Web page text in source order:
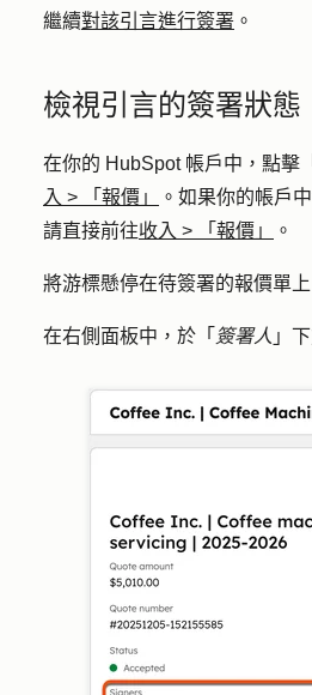
繼續對該引言進行簽署 。
檢視引言的簽署狀態
在你的 HubSpot 帳戶中，點擊
入 > 「報價」 。如果你的帳戶
請直接前往收入 > 「報價」 。
將游標懸停在待簽署的報價單
在右側面板中，於「 簽署人 」